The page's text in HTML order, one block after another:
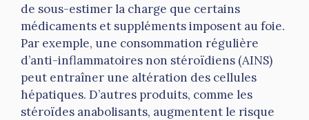
de sous-estimer la charge que certains
médicaments et suppléments imposent au foie.
Par exemple, une consommation régulière
d’anti-inflammatoires non stéroïdiens (AINS)
peut entraîner une altération des cellules
hépatiques. D’autres produits, comme les
stéroïdes anabolisants, augmentent le risque